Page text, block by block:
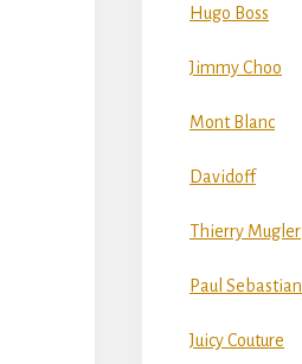
Hugo Boss
Jimmy Choo
Mont Blanc
Davidoff
Thierry Mugler
Paul Sebastian
Juicy Couture